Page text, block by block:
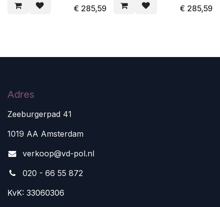
€ 285,59 € 285,59
Adres
Zeeburgerpad 41
1019 AA Amsterdam
verkoop@vd-pol.nl
020 - 66 55 872
KvK: 33060306